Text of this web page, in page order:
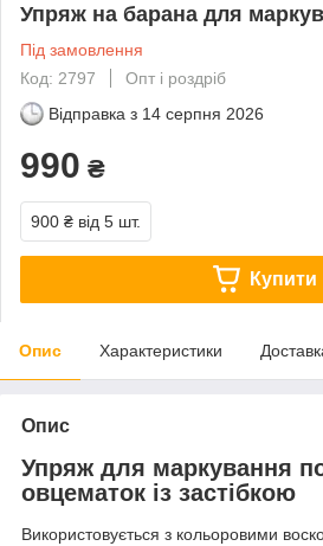
Упряж на барана для
Під замовлення
Код: 2797
Опт і роздріб
Відправка з 14 серпня 2026
990 ₴
900 ₴ від 5 шт.
Купити
Опис Характеристики
Опис
Упряж для маркування
овцематок із застібкою
Використовується з кольоровими